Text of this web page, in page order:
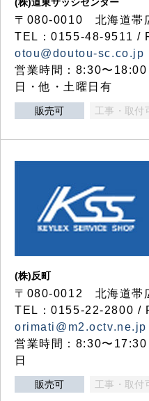
〒080-0010 北海道帯
TEL：0155-48-9511 /
otou@doutou-sc.co.jp
営業時間：8:30〜
日・他・土曜日有
販売可 工事・取付
(株)反町
〒080-0012 北海道帯
TEL：0155-22-2800 /
orimati@m2.octv.ne.jp
営業時間：8:30〜
日
販売可 工事・取付